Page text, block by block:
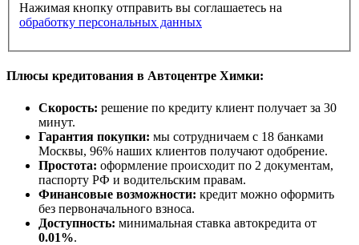
Нажимая кнопку отправить вы соглашаетесь на
обработку персональных данных
Плюсы кредитования в Автоцентре Химки:
Скорость: решение по кредиту клиент получает за 30
минут.
Гарантия покупки: мы сотрудничаем с 18 банками
Москвы, 96% наших клиентов получают одобрение.
Простота: оформление происходит по 2 документам,
паспорту РФ и водительским правам.
Финансовые возможности: кредит можно оформить
без первоначального взноса.
Доступность: минимальная ставка автокредита от
0.01%.